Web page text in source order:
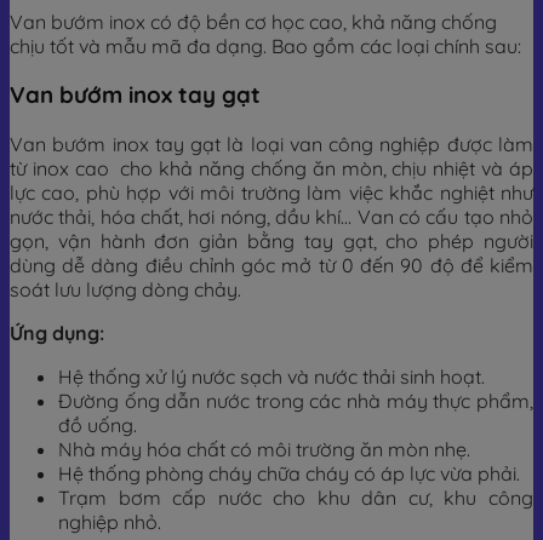
Van bướm inox có độ bền cơ học cao, khả năng chống
chịu tốt và mẫu mã đa dạng. Bao gồm các loại chính sau:
Van bướm inox tay gạt
Van bướm inox tay gạt là loại van công nghiệp được làm
từ inox cao cho khả năng chống ăn mòn, chịu nhiệt và áp
lực cao, phù hợp với môi trường làm việc khắc nghiệt như
nước thải, hóa chất, hơi nóng, dầu khí… Van có cấu tạo nhỏ
gọn, vận hành đơn giản bằng tay gạt, cho phép người
dùng dễ dàng điều chỉnh góc mở từ 0 đến 90 độ để kiểm
soát lưu lượng dòng chảy.
Ứng dụng:
Hệ thống xử lý nước sạch và nước thải sinh hoạt.
Đường ống dẫn nước trong các nhà máy thực phẩm,
đồ uống.
Nhà máy hóa chất có môi trường ăn mòn nhẹ.
Hệ thống phòng cháy chữa cháy có áp lực vừa phải.
Trạm bơm cấp nước cho khu dân cư, khu công
nghiệp nhỏ.